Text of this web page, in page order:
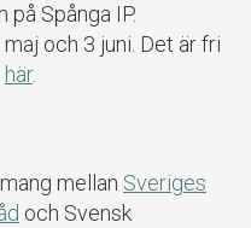
på Spånga IP.
och 3 juni. Det är fri
här.
mellan Sveriges
och Svensk